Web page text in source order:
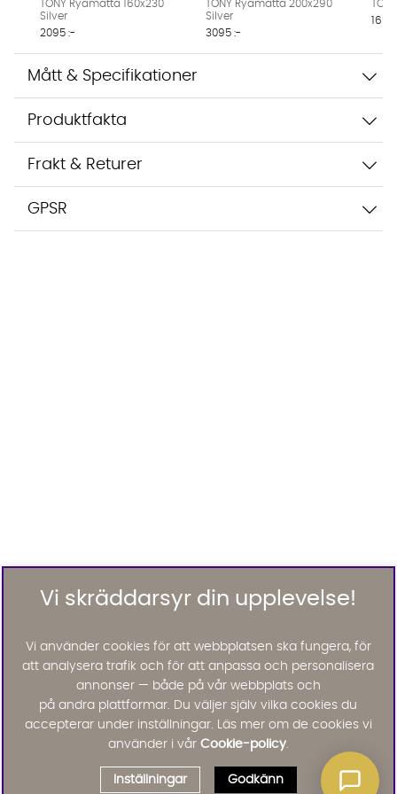
TONY Ryamatta 160x230
Silver
2095 :-
TONY Ryamatta 200x290
Silver
3095 :-
Mått & Specifikationer
Produktfakta
Frakt & Returer
GPSR
Vi skräddarsyr din upplevelse!
Vi använder cookies för att webbplatsen ska fungera, för
att analysera trafik och för att anpassa och personalisera
annonser — både på vår webbplats och
på andra plattformar. Du väljer själv vilka cookies du
accepterar under inställningar. Läs mer om de cookies vi
använder i vår Cookie-policy.
Inställningar Godkänn